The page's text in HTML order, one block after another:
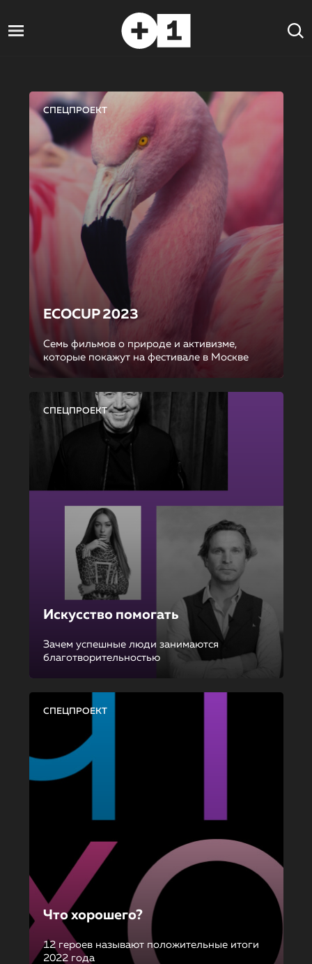
СПЕЦПРОЕКТ
ECOCUP 2023
Семь фильмов о природе и активизме,
которые покажут на фестивале в Москве
СПЕЦПРОЕКТ
Искусство помогать
Зачем успешные люди занимаются
благотворительностью
СПЕЦПРОЕКТ
Что хорошего?
12 героев называют положительные итоги
2022 года